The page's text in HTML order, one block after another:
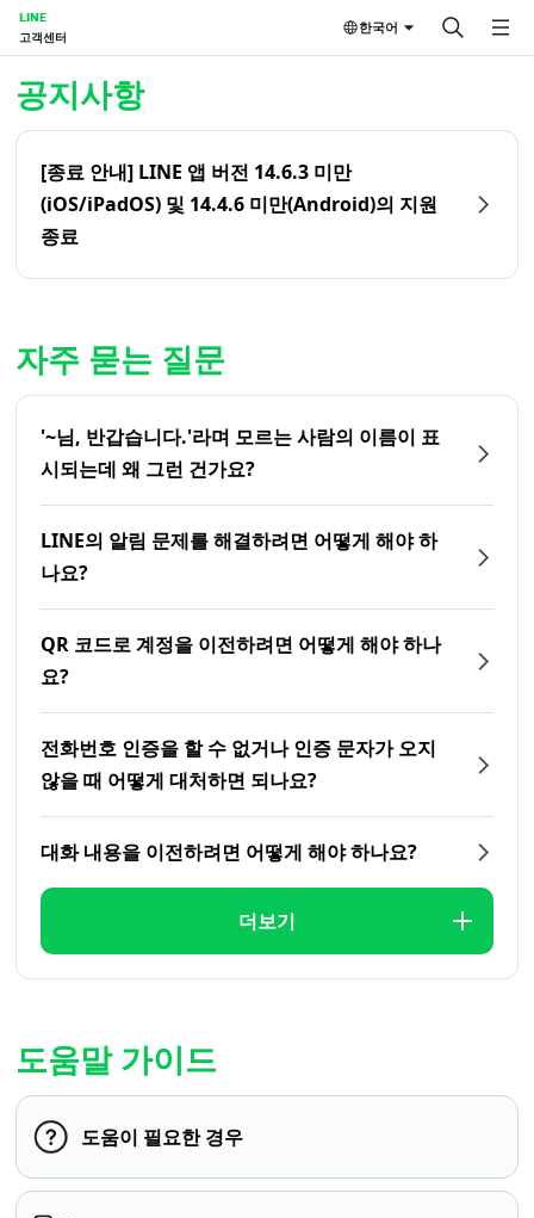
LINE
고객센터
한국어
공지사항
[종료 안내] LINE 앱 버전 14.6.3 미만
(iOS/iPadOS) 및 14.4.6 미만(Android)의 지원
종료
자주 묻는 질문
'~님, 반갑습니다.'라며 모르는 사람의 이름이 표
시되는데 왜 그런 건가요?
LINE의 알림 문제를 해결하려면 어떻게 해야 하
나요?
QR 코드로 계정을 이전하려면 어떻게 해야 하나
요?
전화번호 인증을 할 수 없거나 인증 문자가 오지
않을 때 어떻게 대처하면 되나요?
대화 내용을 이전하려면 어떻게 해야 하나요?
더보기
도움말 가이드
도움이 필요한 경우